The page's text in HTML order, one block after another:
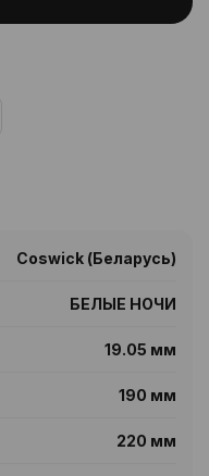
Coswick (Беларусь)
БЕЛЫЕ НОЧИ
19.05 мм
190 мм
220 мм